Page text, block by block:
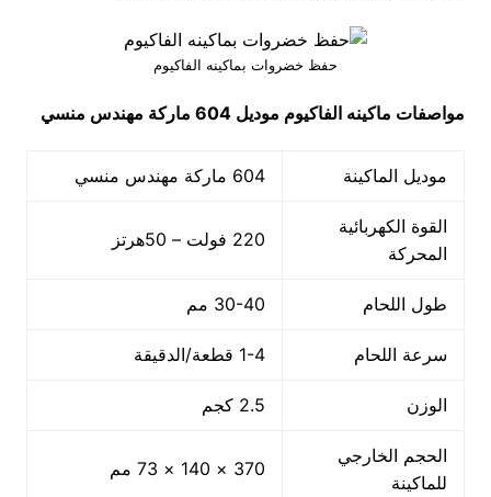
حفظ خضروات بماكينه الفاكيوم
مواصفات ماكينه الفاكيوم موديل 604 ماركة مهندس منسي
موديل الماكينة 604 ماركة مهندس منسي
القوة الكهربائية
المحركة
220 فولت – 50هرتز
طول اللحام 30-40 مم
سرعة اللحام 1-4 قطعة/الدقيقة
الوزن 2.5 كجم
الحجم الخارجي
للماكينة
370 × 140 × 73 مم